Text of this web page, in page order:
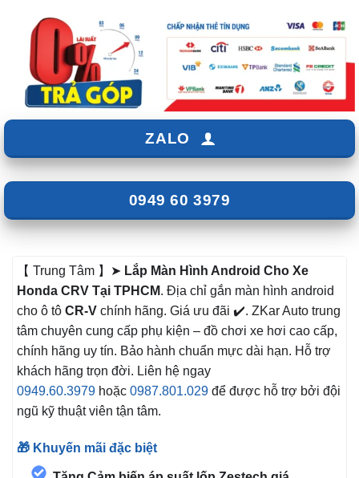
ZALO
0949 60 3979
【 Trung Tâm 】➤ Lắp Màn Hình Android Cho Xe
Honda CRV Tại TPHCM. Địa chỉ gắn màn hình android
cho ô tô CR-V chính hãng. Giá ưu đãi ✔️. ZKar Auto trung
tâm chuyên cung cấp phụ kiện – đồ chơi xe hơi cao cấp,
chính hãng uy tín. Bảo hành chuẩn mực dài hạn. Hỗ trợ
khách hãng trọn đời. Liên hệ ngay
0949.60.3979 hoặc 0987.801.029 để được hỗ trợ bởi đội
ngũ kỹ thuật viên tận tâm.
🎁 Khuyến mãi đặc biệt